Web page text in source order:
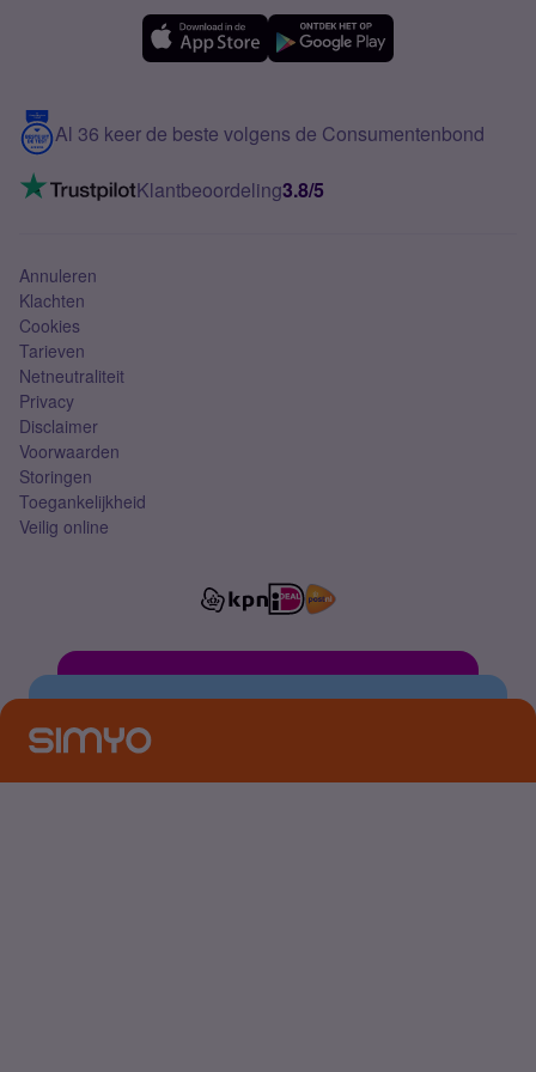
Meerdere nummers
5G internet
Mobiel internet
Mobiel abonnement
Contact
VoLTE 4G bellen
Al 36 keer de beste volgens de Consumentenbond
Klantbeoordeling3.8/5
Annuleren
Klachten
Cookies
Tarieven
Netneutraliteit
Privacy
Disclaimer
Voorwaarden
Storingen
Toegankelijkheid
Veilig online